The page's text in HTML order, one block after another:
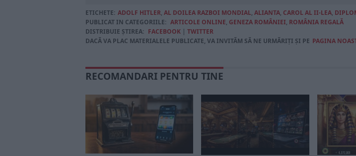
ETICHETE: ADOLF HITLER, AL DOILEA RAZBOI MONDIAL, ALIANTA, CAROL AL II-LEA,
PUBLICAT IN CATEGORIILE: ARTICOLE ONLINE, GENEZA ROMÂNIEI, ROMÂNIA REGALĂ
DISTRIBUIE ȘTIREA: FACEBOOK | TWITTER
DACĂ VA PLAC MATERIALELE PUBLICATE, VA INVITĂM SĂ NE URMĂRIȚI ȘI PE PAGINA
RECOMANDARI PENTRU TINE